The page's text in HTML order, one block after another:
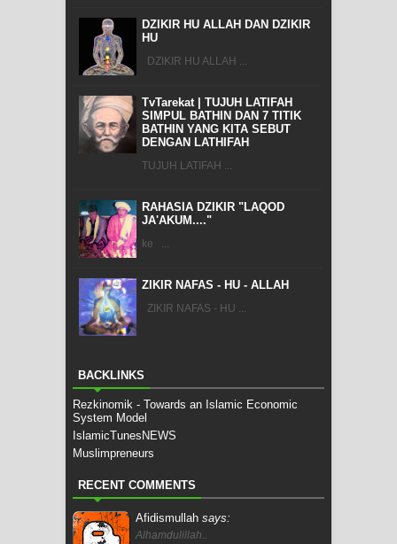
DZIKIR HU ALLAH DAN DZIKIR
HU
DZIKIR HU ALLAH ...
TvTarekat | TUJUH LATIFAH
SIMPUL BATHIN DAN 7 TITIK
BATHIN YANG KITA SEBUT
DENGAN LATHIFAH
TUJUH LATIFAH ...
RAHASIA DZIKIR "LAQOD
JA'AKUM...."
ke ...
ZIKIR NAFAS - HU - ALLAH
ZIKIR NAFAS - HU ...
BACKLINKS
Rezkinomik - Towards an Islamic Economic
System Model
IslamicTunesNEWS
Muslimpreneurs
RECENT COMMENTS
Afidismullah says:
Alhamdulillah..